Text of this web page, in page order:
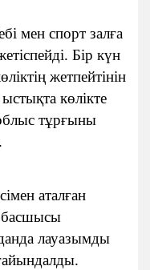
мен спорт залға
Бір күн
жетпейтінін
көлікте
тұрғыны
аталған
басшысы
лауазымды